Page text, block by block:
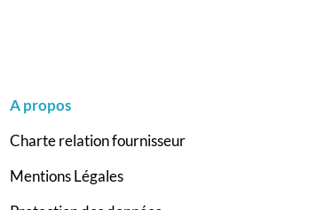
A propos
Charte relation fournisseur
Mentions Légales